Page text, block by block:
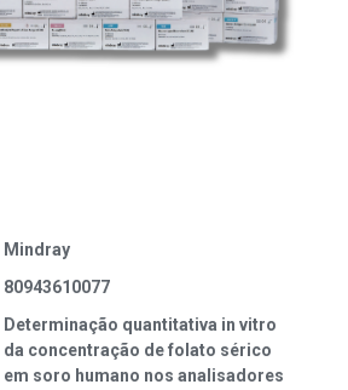
Mindray
80943610077
Determinação quantitativa in vitro
da concentração de folato sérico
em soro humano nos analisadores